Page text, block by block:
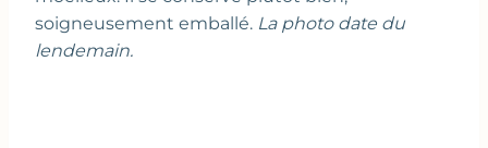
soigneusement emballé. La photo date du
lendemain.